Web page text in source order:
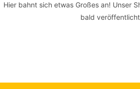
Hier bahnt sich etwas Großes an! Unser
bald